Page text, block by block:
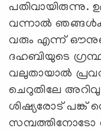
പതിവായിരുന്നു.
വന്നാൽ
വരും എന്ന്
ദഹബിയുടെ
വലുതായാൽ
ചെറുതിലേ
ശിഷ്യരോട് പങ്ക്